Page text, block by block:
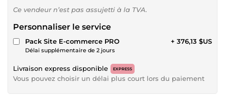
Ce vendeur n’est pas assujetti à la TVA.
Personnaliser le service
Pack Site E-commerce PRO
Délai supplémentaire de 2 jours
+ 376,13 $US
Livraison express disponible EXPRESS
Vous pouvez choisir un délai plus court lors du paiement